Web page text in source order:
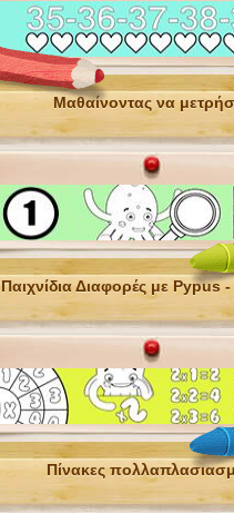
Μαθαίνοντας να
Παιχνίδια Διαφορές με Pypus
Πίνακες